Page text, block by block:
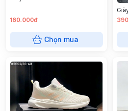
160.000đ
Chọn mua